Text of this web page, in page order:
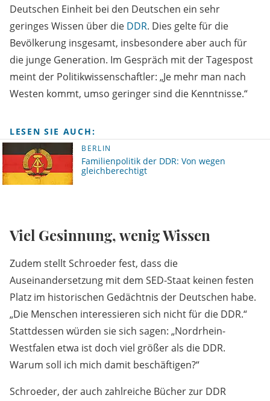
Deutschen Einheit bei den Deutschen ein sehr
geringes Wissen über die DDR. Dies gelte für die
Bevölkerung insgesamt, insbesondere aber auch für
die junge Generation. Im Gespräch mit der Tagespost
meint der Politikwissenschaftler: „Je mehr man nach
Westen kommt, umso geringer sind die Kenntnisse.“
LESEN SIE AUCH:
BERLIN
Familienpolitik der DDR: Von wegen
gleichberechtigt
Viel Gesinnung, wenig Wissen
Zudem stellt Schroeder fest, dass die
Auseinandersetzung mit dem SED-Staat keinen festen
Platz im historischen Gedächtnis der Deutschen habe.
„Die Menschen interessieren sich nicht für die DDR.“
Stattdessen würden sie sich sagen: „Nordrhein-
Westfalen etwa ist doch viel größer als die DDR.
Warum soll ich mich damit beschäftigen?“
Schroeder, der auch zahlreiche Bücher zur DDR